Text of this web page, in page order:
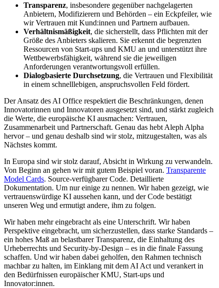
Transparenz, insbesondere gegenüber nachgelagerten
Anbietern, Modifizierern und Behörden – ein Eckpfeiler, wie
wir Vertrauen mit Kund:innen und Partnern aufbauen.
Verhältnismäßigkeit, die sicherstellt, dass Pflichten mit der
Größe des Anbieters skalieren. Sie erkennt die begrenzten
Ressourcen von Start-ups und KMU an und unterstützt ihre
Wettbewerbsfähigkeit, während sie die jeweiligen
Anforderungen verantwortungsvoll erfüllen.
Dialogbasierte Durchsetzung, die Vertrauen und Flexibilität
in einem schnelllebigen, anspruchsvollen Feld fördert.
Der Ansatz des AI Office respektiert die Beschränkungen, denen
Innovatorinnen und Innovatoren ausgesetzt sind, und stärkt zugleich
die Werte, die europäische KI ausmachen: Vertrauen,
Zusammenarbeit und Partnerschaft. Genau das hebt Aleph Alpha
hervor – und genau deshalb sind wir stolz, mitzugestalten, was als
Nächstes kommt.
In Europa sind wir stolz darauf, Absicht in Wirkung zu verwandeln.
Von Beginn an gehen wir mit gutem Beispiel voran. Transparente
Model Cards. Source-verfügbarer Code. Detaillierte
Dokumentation. Um nur einige zu nennen. Wir haben gezeigt, wie
vertrauenswürdige KI aussehen kann, und der Code bestätigt
unseren Weg und ermutigt andere, ihm zu folgen.
Wir haben mehr eingebracht als eine Unterschrift. Wir haben
Perspektive eingebracht, um sicherzustellen, dass starke Standards –
ein hohes Maß an belastbarer Transparenz, die Einhaltung des
Urheberrechts und Security-by-Design – es in die finale Fassung
schaffen. Und wir haben dabei geholfen, den Rahmen technisch
machbar zu halten, im Einklang mit dem AI Act und verankert in
den Bedürfnissen europäischer KMU, Start-ups und
Innovator:innen.